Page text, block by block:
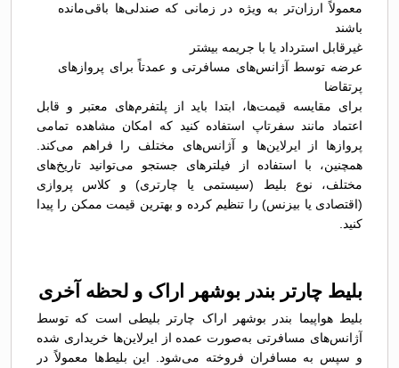
معمولاً ارزان‌تر به ویژه در زمانی که صندلی‌ها باقی‌مانده
باشند
غیرقابل استرداد یا با جریمه بیشتر
عرضه توسط آژانس‌های مسافرتی و عمدتاً برای پروازهای
پرتقاضا
برای مقایسه قیمت‌ها، ابتدا باید از پلتفرم‌های معتبر و قابل
اعتماد مانند سفرتاپ استفاده کنید که امکان مشاهده تمامی
پروازها از ایرلاین‌ها و آژانس‌های مختلف را فراهم می‌کند.
همچنین، با استفاده از فیلترهای جستجو می‌توانید تاریخ‌های
مختلف، نوع بلیط (سیستمی یا چارتری) و کلاس پروازی
(اقتصادی یا بیزنس) را تنظیم کرده و بهترین قیمت ممکن را پیدا
کنید.
بلیط چارتر بندر بوشهر اراک و لحظه آخری
بلیط هواپیما بندر بوشهر اراک چارتر بلیطی است که توسط
آژانس‌های مسافرتی به‌صورت عمده از ایرلاین‌ها خریداری شده
و سپس به مسافران فروخته می‌شود. این بلیط‌ها معمولاً در